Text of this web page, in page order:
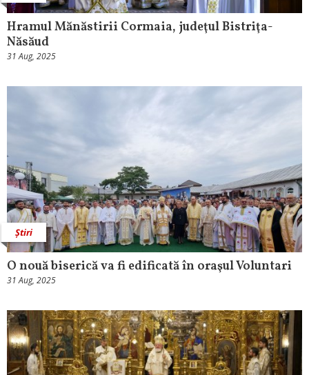
Hramul Mănăstirii Cormaia, judeţul Bistriţa-
Năsăud
31 Aug, 2025
Știri
O nouă biserică va fi edificată în oraşul Voluntari
31 Aug, 2025